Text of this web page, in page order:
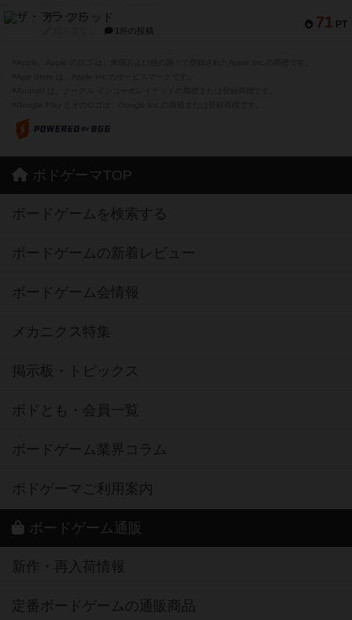
71 PT
ザ・フラッド
1件の投稿
ボドゲーマTOP
ボードゲームを検索する
ボードゲームの新着レビュー
ボードゲーム会情報
メカニクス特集
掲示板・トピックス
ボドとも・会員一覧
ボードゲーム業界コラム
ボドゲーマご利用案内
ボードゲーム通販
新作・再入荷情報
定番ボードゲームの通販商品